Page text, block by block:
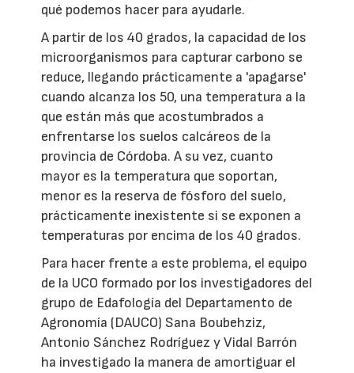
qué podemos hacer para ayudarle.
A partir de los 40 grados, la capacidad de los
microorganismos para capturar carbono se
reduce, llegando prácticamente a 'apagarse'
cuando alcanza los 50, una temperatura a la
que están más que acostumbrados a
enfrentarse los suelos calcáreos de la
provincia de Córdoba. A su vez, cuanto
mayor es la temperatura que soportan,
menor es la reserva de fósforo del suelo,
prácticamente inexistente si se exponen a
temperaturas por encima de los 40 grados.
Para hacer frente a este problema, el equipo
de la UCO formado por los investigadores del
grupo de Edafología del Departamento de
Agronomía (DAUCO) Sana Boubehziz,
Antonio Sánchez Rodríguez y Vidal Barrón
ha investigado la manera de amortiguar el